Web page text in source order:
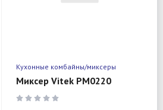
Кухонные комбайны/миксеры
Миксер Vitek PM0220